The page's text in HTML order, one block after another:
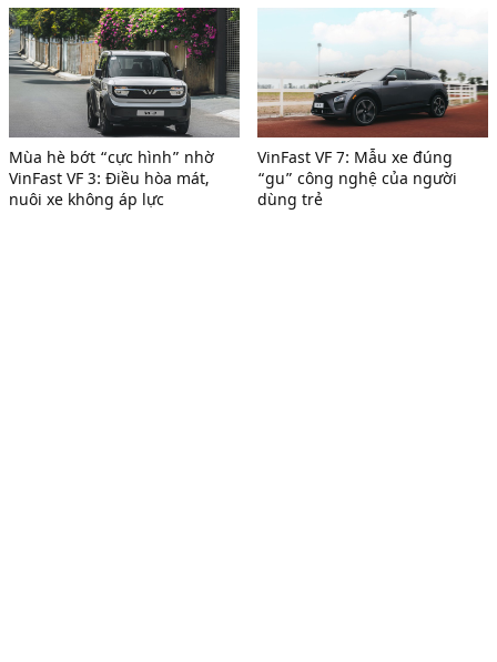
Mùa hè bớt “cực hình” nhờ
VinFast VF 3: Điều hòa mát,
nuôi xe không áp lực
VinFast VF 7: Mẫu xe đúng
“gu” công nghệ của người
dùng trẻ